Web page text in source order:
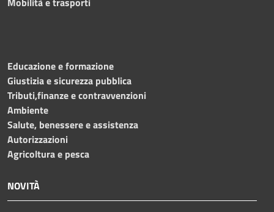
Educazione e formazione
Giustizia e sicurezza pubblica
Tributi,finanze e contravvenzioni
Ambiente
Salute, benessere e assistenza
Autorizzazioni
Agricoltura e pesca
NOVITÀ